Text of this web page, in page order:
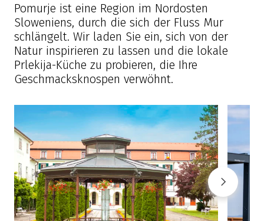
Pomurje ist eine Region im Nordosten
Sloweniens, durch die sich der Fluss Mur
schlängelt. Wir laden Sie ein, sich von der
Natur inspirieren zu lassen und die lokale
Prlekija-Küche zu probieren, die Ihre
Geschmacksknospen verwöhnt.